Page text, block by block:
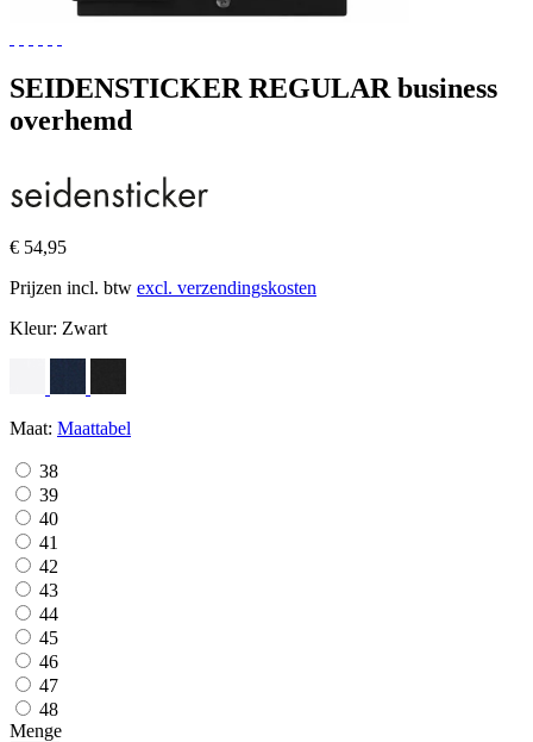
SEIDENSTICKER REGULAR business
overhemd
€ 54,95
Prijzen incl. btw excl. verzendingskosten
Kleur: Zwart
Maat: Maattabel
38
39
40
41
42
43
44
45
46
47
48
Menge